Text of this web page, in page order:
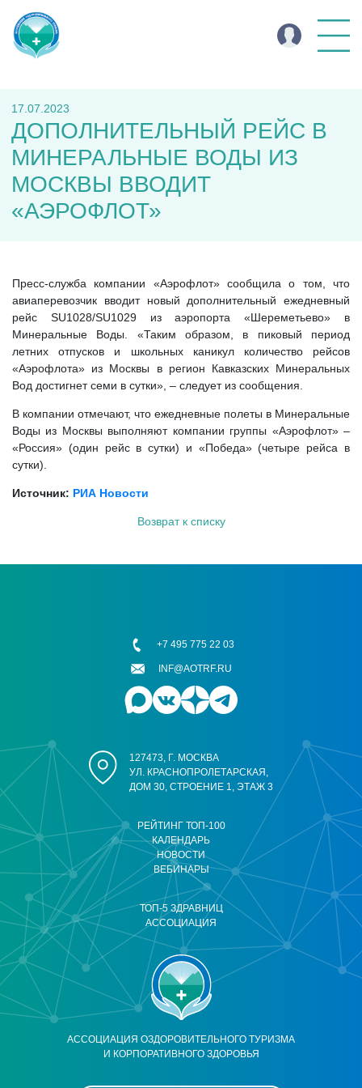
17.07.2023
ДОПОЛНИТЕЛЬНЫЙ РЕЙС В
МИНЕРАЛЬНЫЕ ВОДЫ ИЗ
МОСКВЫ ВВОДИТ
«АЭРОФЛОТ»
Пресс-служба компании «Аэрофлот» сообщила о том, что
авиаперевозчик вводит новый дополнительный ежедневный
рейс SU1028/SU1029 из аэропорта «Шереметьево» в
Минеральные Воды. «Таким образом, в пиковый период
летних отпусков и школьных каникул количество рейсов
«Аэрофлота» из Москвы в регион Кавказских Минеральных
Вод достигнет семи в сутки», – следует из сообщения.
В компании отмечают, что ежедневные полеты в Минеральные
Воды из Москвы выполняют компании группы «Аэрофлот» –
«Россия» (один рейс в сутки) и «Победа» (четыре рейса в
сутки).
Источник: РИА Новости
Возврат к списку
АССОЦИАЦИЯ ОЗДОРОВИТЕЛЬНОГО ТУРИЗМА
И КОРПОРАТИВНОГО ЗДОРОВЬЯ
РЕЙТИНГ ТОП-100
КАЛЕНДАРЬ
НОВОСТИ
ВЕБИНАРЫ
ТОП-5 ЗДРАВНИЦ
АССОЦИАЦИЯ
127473, Г. МОСКВА
УЛ. КРАСНОПРОЛЕТАРСКАЯ,
ДОМ 30, СТРОЕНИЕ 1, ЭТАЖ 3
+7 495 775 22 03
INF@AOTRF.RU